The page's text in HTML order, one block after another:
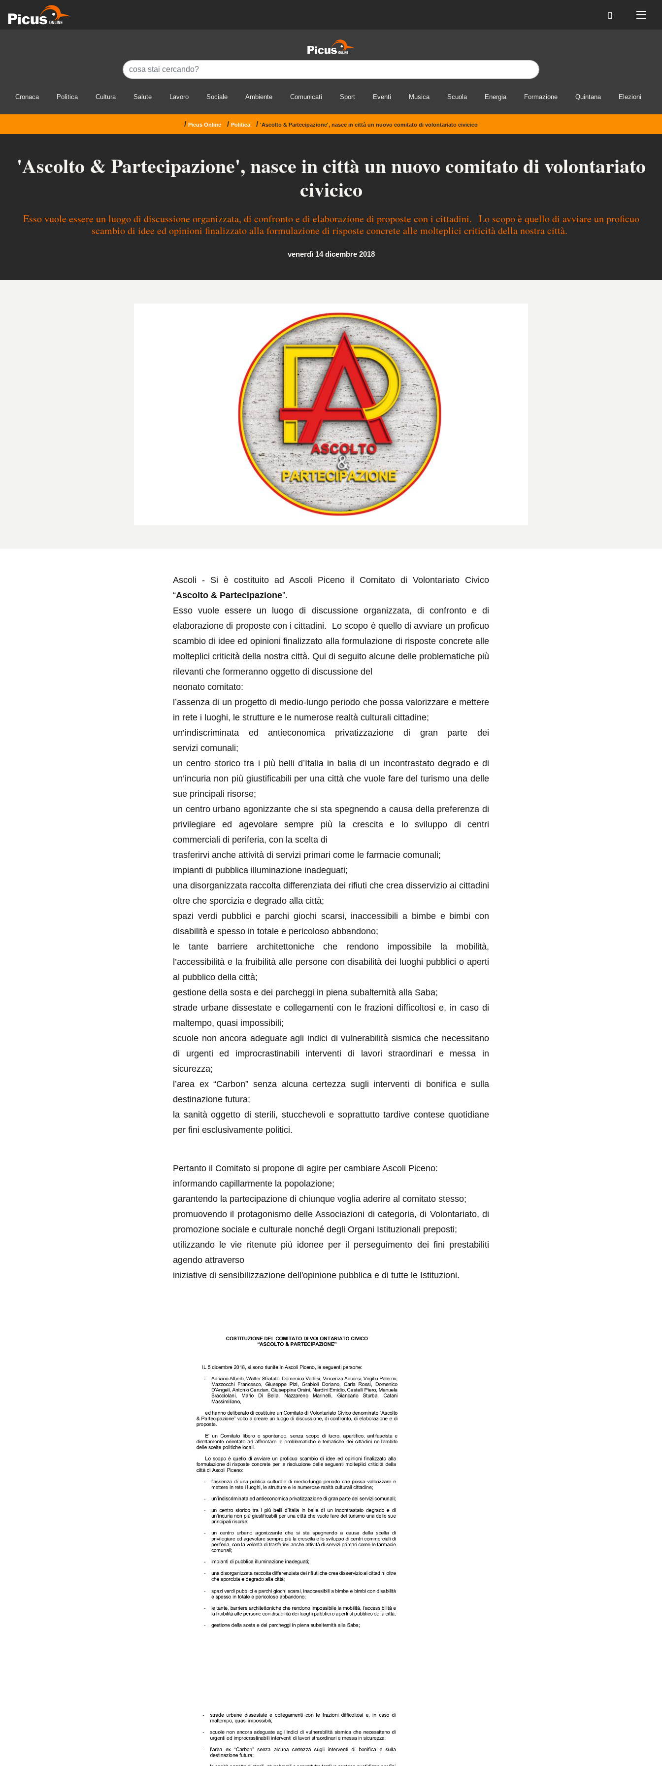
Cronaca Politica Cultura Salute Lavoro Sociale Ambiente Comunicati Sport Eventi Musica Scuola Energia Formazione Quintana Elezioni
/ Picus Online / Politica / 'Ascolto & Partecipazione', nasce in città un nuovo comitato di volontariato civicico
'Ascolto & Partecipazione', nasce in città un nuovo comitato di volontariato
civicico
Esso vuole essere un luogo di discussione organizzata, di confronto e di elaborazione di proposte con i cittadini. Lo scopo è quello di avviare un proficuo
scambio di idee ed opinioni finalizzato alla formulazione di risposte concrete alle molteplici criticità della nostra città.
venerdì 14 dicembre 2018
Ascoli - Si è costituito ad Ascoli Piceno il Comitato di Volontariato Civico
“Ascolto & Partecipazione”.
Esso vuole essere un luogo di discussione organizzata, di confronto e di
elaborazione di proposte con i cittadini. Lo scopo è quello di avviare un proficuo
scambio di idee ed opinioni finalizzato alla formulazione di risposte concrete alle
molteplici criticità della nostra città. Qui di seguito alcune delle problematiche più
rilevanti che formeranno oggetto di discussione del
neonato comitato:
l’assenza di un progetto di medio-lungo periodo che possa valorizzare e mettere
in rete i luoghi, le strutture e le numerose realtà culturali cittadine;
un’indiscriminata ed antieconomica privatizzazione di gran parte dei
servizi comunali;
un centro storico tra i più belli d’Italia in balia di un incontrastato degrado e di
un’incuria non più giustificabili per una città che vuole fare del turismo una delle
sue principali risorse;
un centro urbano agonizzante che si sta spegnendo a causa della preferenza di
privilegiare ed agevolare sempre più la crescita e lo sviluppo di centri
commerciali di periferia, con la scelta di
trasferirvi anche attività di servizi primari come le farmacie comunali;
impianti di pubblica illuminazione inadeguati;
una disorganizzata raccolta differenziata dei rifiuti che crea disservizio ai cittadini
oltre che sporcizia e degrado alla città;
spazi verdi pubblici e parchi giochi scarsi, inaccessibili a bimbe e bimbi con
disabilità e spesso in totale e pericoloso abbandono;
le tante barriere architettoniche che rendono impossibile la mobilità,
l’accessibilità e la fruibilità alle persone con disabilità dei luoghi pubblici o aperti
al pubblico della città;
gestione della sosta e dei parcheggi in piena subalternità alla Saba;
strade urbane dissestate e collegamenti con le frazioni difficoltosi e, in caso di
maltempo, quasi impossibili;
scuole non ancora adeguate agli indici di vulnerabilità sismica che necessitano
di urgenti ed improcrastinabili interventi di lavori straordinari e messa in
sicurezza;
l’area ex “Carbon” senza alcuna certezza sugli interventi di bonifica e sulla
destinazione futura;
la sanità oggetto di sterili, stucchevoli e soprattutto tardive contese quotidiane
per fini esclusivamente politici.
Pertanto il Comitato si propone di agire per cambiare Ascoli Piceno:
informando capillarmente la popolazione;
garantendo la partecipazione di chiunque voglia aderire al comitato stesso;
promuovendo il protagonismo delle Associazioni di categoria, di Volontariato, di
promozione sociale e culturale nonché degli Organi Istituzionali preposti;
utilizzando le vie ritenute più idonee per il perseguimento dei fini prestabiliti
agendo attraverso
iniziative di sensibilizzazione dell'opinione pubblica e di tutte le Istituzioni.